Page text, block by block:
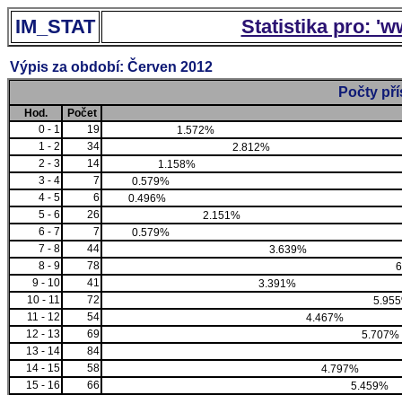
IM_STAT Statistika pro:
Výpis za období: Červen 2012
Počty
Hod.
Počet
0 - 1
19
1.572%
1 - 2
34
2.812%
2 - 3
14
1.158%
3 - 4
7
0.579%
4 - 5
6
0.496%
5 - 6
26
2.151%
6 - 7
7
0.579%
7 - 8
44
3.639%
8 - 9
78
9 - 10
41
3.391%
10 - 11
72
11 - 12
54
4.467%
12 - 13
69
5.707%
13 - 14
84
14 - 15
58
4.797%
15 - 16
66
5.459%